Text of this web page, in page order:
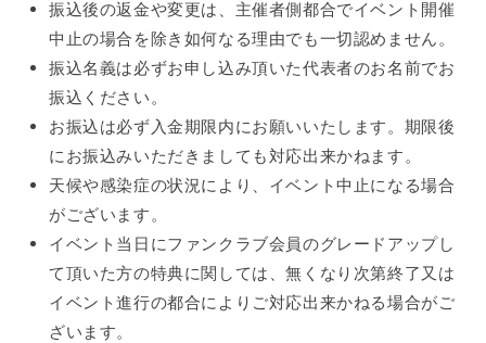
振込後の返金や変更は、主催者側都合でイベント開催
中止の場合を除き如何なる理由でも一切認めません。
振込名義は必ずお申し込み頂いた代表者のお名前でお
振込ください。
お振込は必ず入金期限内にお願いいたします。期限後
にお振込みいただきましても対応出来かねます。
天候や感染症の状況により、イベント中止になる場合
がございます。
イベント当日にファンクラブ会員のグレードアップし
て頂いた方の特典に関しては、無くなり次第終了又は
イベント進行の都合によりご対応出来かねる場合がご
ざいます。